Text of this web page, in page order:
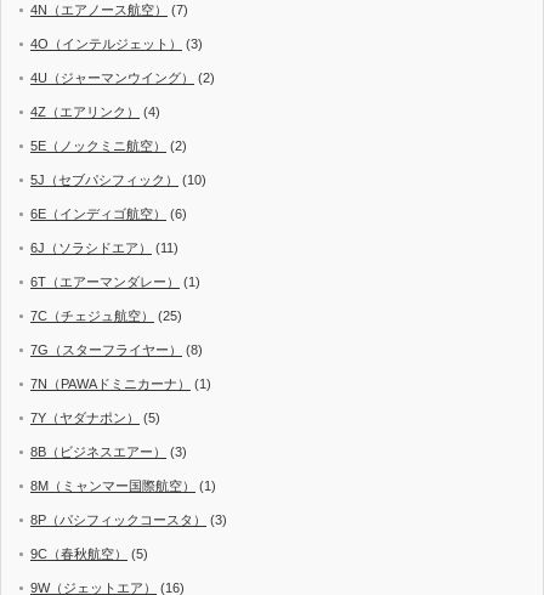
4N（エアノース航空） (7)
4O（インテルジェット） (3)
4U（ジャーマンウイング） (2)
4Z（エアリンク） (4)
5E（ノックミニ航空） (2)
5J（セブパシフィック） (10)
6E（インディゴ航空） (6)
6J（ソラシドエア） (11)
6T（エアーマンダレー） (1)
7C（チェジュ航空） (25)
7G（スターフライヤー） (8)
7N（PAWAドミニカーナ） (1)
7Y（ヤダナポン） (5)
8B（ビジネスエアー） (3)
8M（ミャンマー国際航空） (1)
8P（パシフィックコースタ） (3)
9C（春秋航空） (5)
9W（ジェットエア） (16)